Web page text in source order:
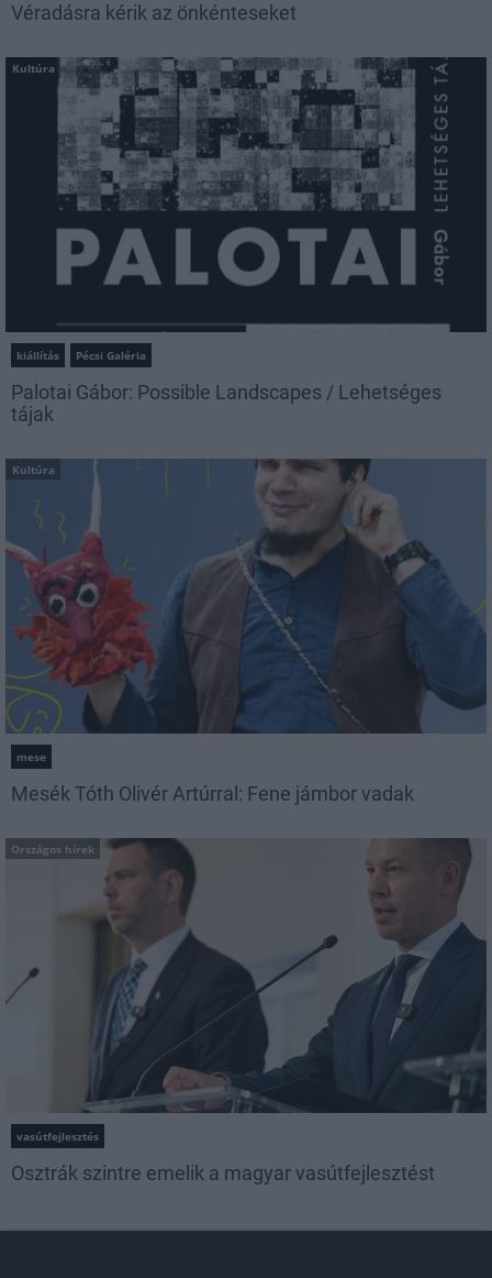
Véradásra kérik az önkénteseket
Kultúra
kiállítás Pécsi Galéria
Palotai Gábor: Possible Landscapes / Lehetséges
tájak
Kultúra
mese
Mesék Tóth Olivér Artúrral: Fene jámbor vadak
Országos hírek
vasútfejlesztés
Osztrák szintre emelik a magyar vasútfejlesztést